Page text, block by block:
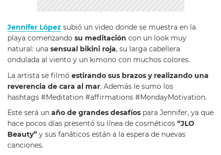
Jennifer López subió un video donde se muestra en la
playa comenzando su meditación con un look muy
natural: una sensual bikini roja, su larga cabellera
ondulada al viento y un kimono con muchos colores.
La artista se filmó estirando sus brazos y realizando una
reverencia de cara al mar. Además le sumo los
hashtags #Meditation #affirmations #MondayMotivation.
Este será un año de grandes desafíos para Jennifer, ya que
hace pocos días presentó su línea de cosméticos “JLO
Beauty” y sus fanáticos están a la espera de nuevas
canciones.